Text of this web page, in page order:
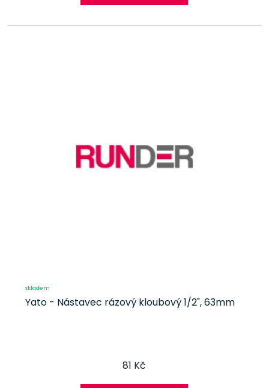
skladem
Yato - Nástavec rázový kloubový 1/2", 63mm
81 Kč